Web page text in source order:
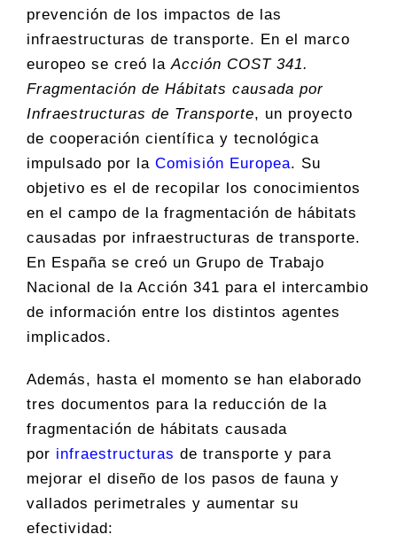
prevención de los impactos de las
infraestructuras de transporte. En el marco
europeo se creó laAcción COST 341.
Fragmentación de Hábitats causada por
Infraestructuras de Transporte, un proyecto
de cooperación científica y tecnológica
impulsado por la Comisión Europea. Su
objetivo es el de recopilar los conocimientos
en el campo de la fragmentación de hábitats
causadas por infraestructuras de transporte.
En España se creó un Grupo de Trabajo
Nacional de la Acción 341 para el intercambio
de información entre los distintos agentes
implicados.
Además, hasta el momento se han elaborado
tres documentos para la reducción de la
fragmentación de hábitats causada
por infraestructuras de transporte y para
mejorar el diseño de los pasos de fauna y
vallados perimetrales y aumentar su
efectividad: